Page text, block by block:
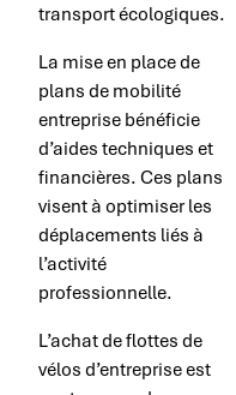
transport écologiques.
La mise en place de
plans de mobilité
entreprise bénéficie
d’aides techniques et
financières. Ces plans
visent à optimiser les
déplacements liés à
l’activité
professionnelle.
L’achat de flottes de
vélos d’entreprise est